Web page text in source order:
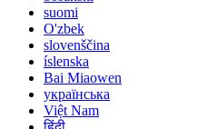
suomi
O'zbek
slovenščina
íslenska
Bai Miaowen
українська
Việt Nam